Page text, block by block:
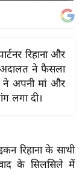
रिहाना और
ने फैसला
ने अपनी मां और
लगा दी।
रिहाना के साथी
के सिलसिले में